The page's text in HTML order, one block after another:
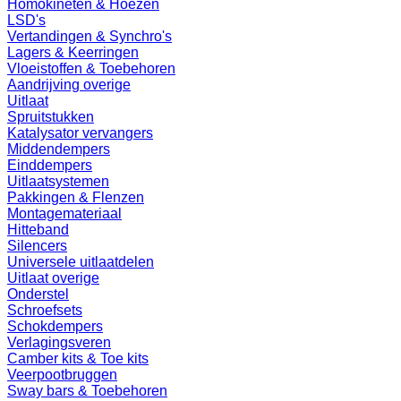
Homokineten & Hoezen
LSD's
Vertandingen & Synchro's
Lagers & Keerringen
Vloeistoffen & Toebehoren
Aandrijving overige
Uitlaat
Spruitstukken
Katalysator vervangers
Middendempers
Einddempers
Uitlaatsystemen
Pakkingen & Flenzen
Montagemateriaal
Hitteband
Silencers
Universele uitlaatdelen
Uitlaat overige
Onderstel
Schroefsets
Schokdempers
Verlagingsveren
Camber kits & Toe kits
Veerpootbruggen
Sway bars & Toebehoren